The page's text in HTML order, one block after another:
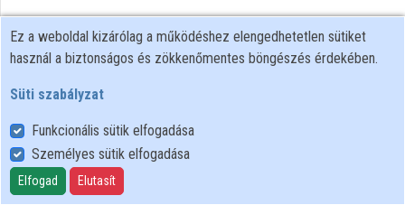
Felhasználói szabályzat
Adatkezelési tájékoztató
Süti szabályzat
Ez a weboldal kizárólag a működéshez elengedhetetlen sütiket
használ a biztonságos és zökkenőmentes böngészés érdekében.
Süti szabályzat
Funkcionális sütik elfogadása
Személyes sütik elfogadása
Elfogad Elutasít